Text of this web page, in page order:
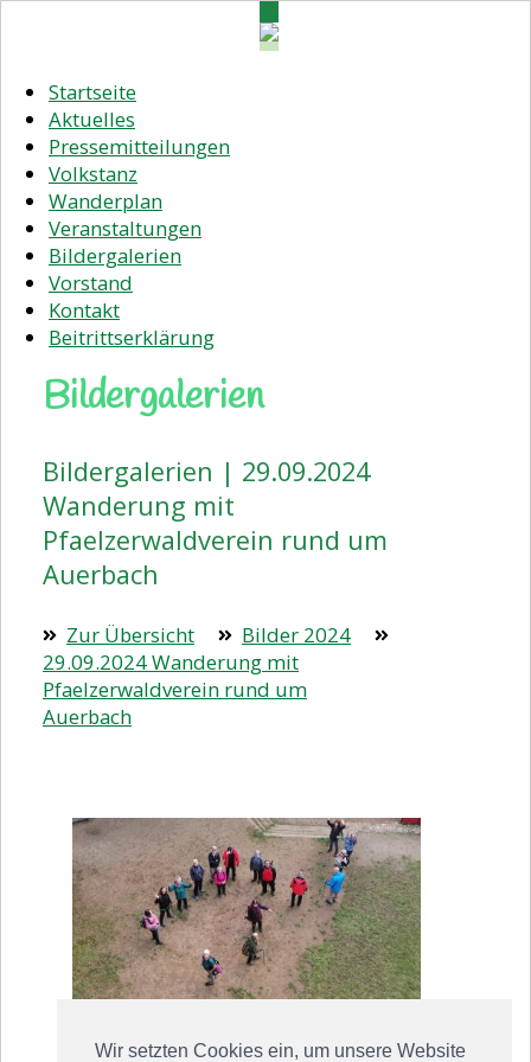
Wir setzten Cookies ein, um unsere Website
Startseite
Aktuelles
Pressemitteilungen
Volkstanz
Wanderplan
Veranstaltungen
Bildergalerien
Vorstand
Kontakt
Beitrittserklärung
Bildergalerien
Bildergalerien | 29.09.2024
Wanderung mit
Pfaelzerwaldverein rund um
Auerbach
Zur Übersicht
Bilder 2024
29.09.2024 Wanderung mit
Pfaelzerwaldverein rund um
Auerbach